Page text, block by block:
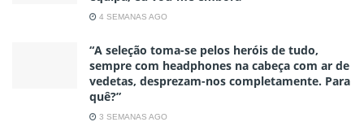
4 SEMANAS AGO
“A seleção toma-se pelos heróis de tudo,
sempre com headphones na cabeça com ar de
vedetas, desprezam-nos completamente. Para
quê?”
3 SEMANAS AGO